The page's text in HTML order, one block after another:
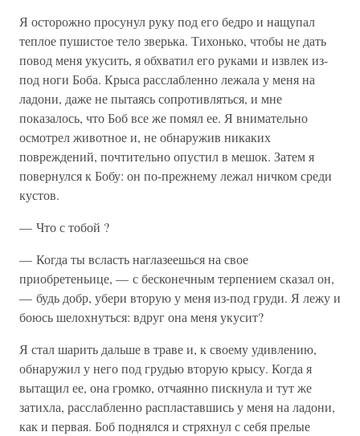
Я осторожно просунул руку под его бедро и нащупал
теплое пушистое тело зверька. Тихонько, чтобы не дать
повод меня укусить, я обхватил его руками и извлек из-
под ноги Боба. Крыса расслабленно лежала у меня на
ладони, даже не пытаясь сопротивляться, и мне
показалось, что Боб все же помял ее. Я внимательно
осмотрел животное и, не обнаружив никаких
повреждений, почтительно опустил в мешок. Затем я
повернулся к Бобу: он по-прежнему лежал ничком среди
кустов.
— Что с тобой ?
— Когда ты всласть наглазеешься на свое
приобретеньице, — с бесконечным терпением сказал он,
— будь добр, убери вторую у меня из-под груди. Я лежу и
боюсь шелохнуться: вдруг она меня укусит?
Я стал шарить дальше в траве и, к своему удивлению,
обнаружил у него под грудью вторую крысу. Когда я
вытащил ее, она громко, отчаянно пискнула и тут же
затихла, расслабленно распластавшись у меня на ладони,
как и первая. Боб поднялся и стряхнул с себя прелые